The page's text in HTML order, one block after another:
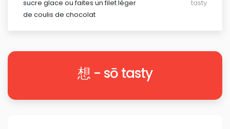
sucre glace ou faites un filet léger
de coulis de chocolat
tasty
想 - sō tasty